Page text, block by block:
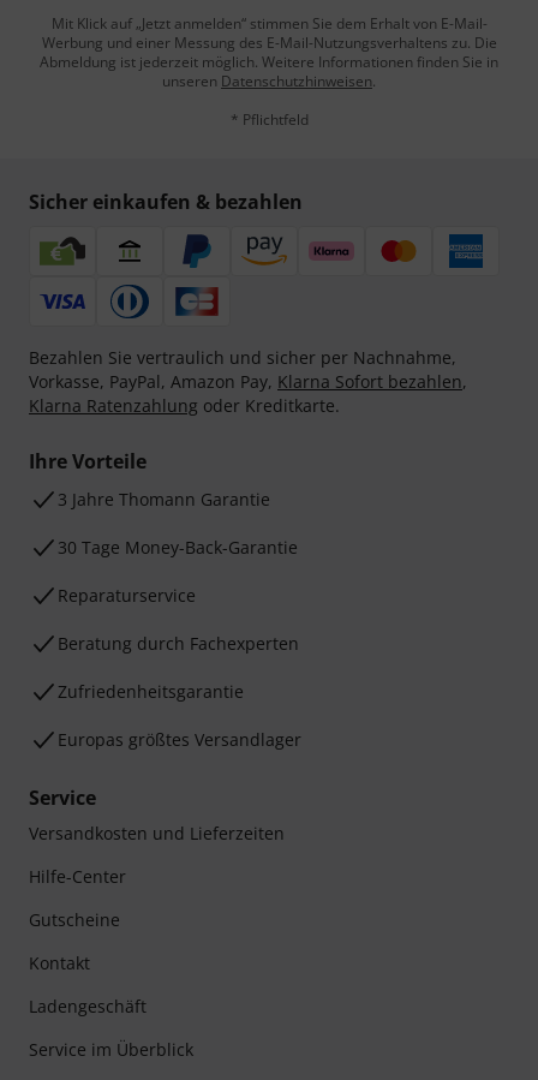
Mit Klick auf „Jetzt anmelden“ stimmen Sie dem Erhalt von E-Mail-
Werbung und einer Messung des E-Mail-Nutzungsverhaltens zu. Die
Abmeldung ist jederzeit möglich. Weitere Informationen finden Sie in
unseren Datenschutzhinweisen.
* Pflichtfeld
Sicher einkaufen & bezahlen
Bezahlen Sie vertraulich und sicher per Nachnahme,
Vorkasse, PayPal, Amazon Pay, Klarna Sofort bezahlen,
Klarna Ratenzahlung oder Kreditkarte.
Ihre Vorteile
3 Jahre Thomann Garantie
30 Tage Money-Back-Garantie
Reparaturservice
Beratung durch Fachexperten
Zufriedenheitsgarantie
Europas größtes Versandlager
Service
Versandkosten und Lieferzeiten
Hilfe-Center
Gutscheine
Kontakt
Ladengeschäft
Service im Überblick